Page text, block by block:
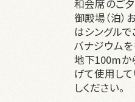
和会席のご夕
御殿場（泊）
はシングルで
バナジウム
地下100mか
げて使用し
しください。